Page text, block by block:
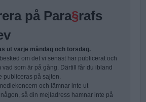
på Para§rafs
ut varje måndag och torsdag.
om det vi senast har publicerat och
som är på gång. Därtill får du ibland
publiceras på sajten.
och lämnar inte ut
så din mejladress hamnar inte på